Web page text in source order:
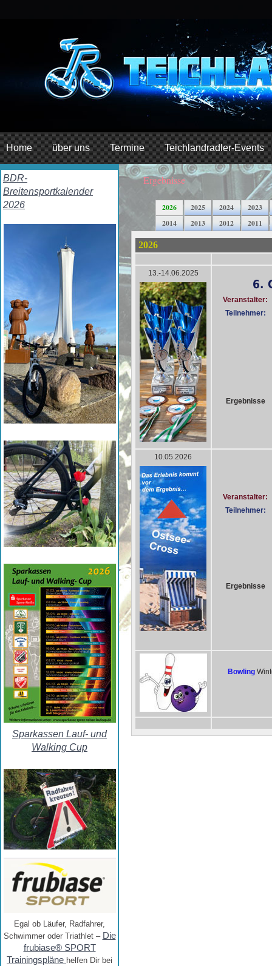
Home über uns Termine Teichlandradler-Events
BDR-
Breitensportkalender
2026
Sparkassen Lauf- und
Walking Cup
Egal ob Läufer, Radfahrer,
Schwimmer oder Triathlet – Die
frubiase® SPORT
Trainingspläne helfen Dir bei
Ergebnisse
2026 2025 2024
2023
2014
2013 2012 2011
2026
13.-14.06.2025
6.
Veranstalter:
Teilnehmer:
Ergebnisse
10.05.2026
Veranstalter:
Teilnehmer:
Ergebnisse
Bowling